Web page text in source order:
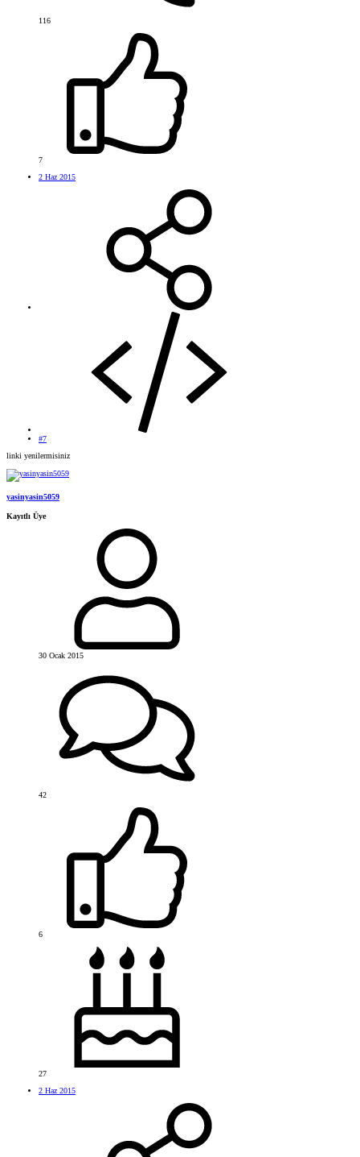
116
7
2 Haz 2015
#7
linki yenilermisiniz
yasinyasin5059
Kayıtlı Üye
30 Ocak 2015
42
6
27
2 Haz 2015